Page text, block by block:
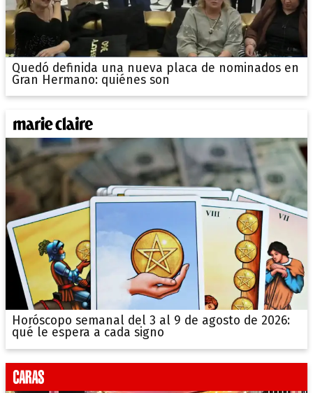
Quedó definida una nueva placa de nominados en
Gran Hermano: quiénes son
Horóscopo semanal del 3 al 9 de agosto de 2026:
qué le espera a cada signo